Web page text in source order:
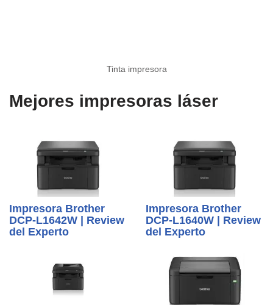
Tinta impresora
Mejores impresoras láser
Impresora Brother
DCP-L1642W | Review
del Experto
Impresora Brother
DCP-L1640W | Review
del Experto